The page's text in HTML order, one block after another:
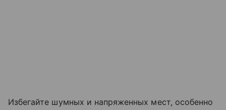
Избегайте шумных и напряженных мест, особенно